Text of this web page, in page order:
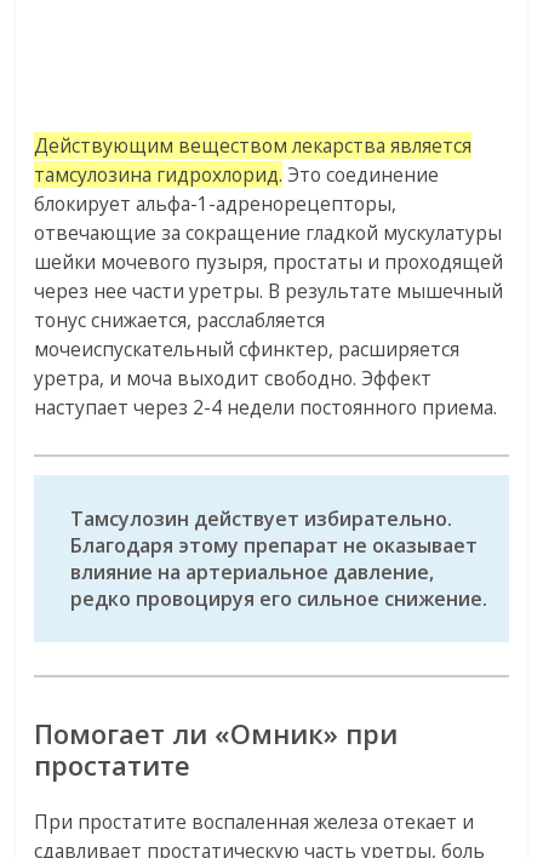
Действующим веществом лекарства является
тамсулозина гидрохлорид. Это соединение
блокирует альфа-1-адренорецепторы,
отвечающие за сокращение гладкой мускулатуры
шейки мочевого пузыря, простаты и проходящей
через нее части уретры. В результате мышечный
тонус снижается, расслабляется
мочеиспускательный сфинктер, расширяется
уретра, и моча выходит свободно. Эффект
наступает через 2-4 недели постоянного приема.
Тамсулозин действует избирательно.
Благодаря этому препарат не оказывает
влияние на артериальное давление,
редко провоцируя его сильное снижение.
Помогает ли «Омник» при
простатите
При простатите воспаленная железа отекает и
сдавливает простатическую часть уретры, боль